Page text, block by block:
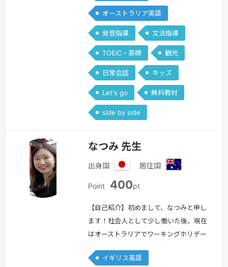
のレッスン料は、700ポイントとなりま
す。引き続き宜しくお願い致します。
続きを見る »
オーストラリア英語
発音指導 文法指導
TOEIC・英検 観光
日常会話 キッズ
Let's go 無料教材
side by side
なつみ 先生
出身国
本
居住国
ト
ラ
リ
Point 400pt
【自己紹介】初めまして、なつみと申し
ます！社会人として少し働いた後、現在
はオーストラリアでワーキングホリデー
ために、オーストラリアの渡航を決めま
イギリス英語